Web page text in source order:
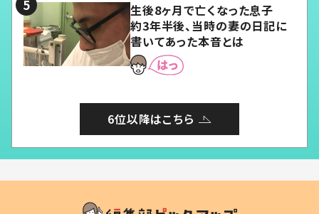
生後8ヶ月で亡くなった息子
約3年半後、当時の妻の日記に
書いてあった本音とは
6位以降はこちら